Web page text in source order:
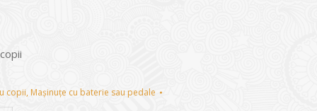
copii, Mașinuțe cu baterie sau pedale